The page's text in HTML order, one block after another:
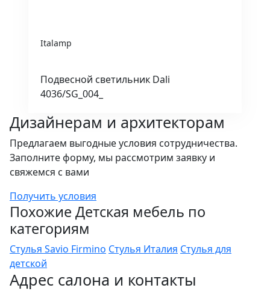
Italamp
Подвесной светильник Dali
4036/SG_004_
Дизайнерам и архитекторам
Предлагаем выгодные условия сотрудничества.
Заполните форму, мы рассмотрим заявку и
свяжемся с вами
Получить условия
Похожие Детская мебель по
категориям
Стулья Savio Firmino Стулья Италия Стулья для
детской
Адрес салона и контакты